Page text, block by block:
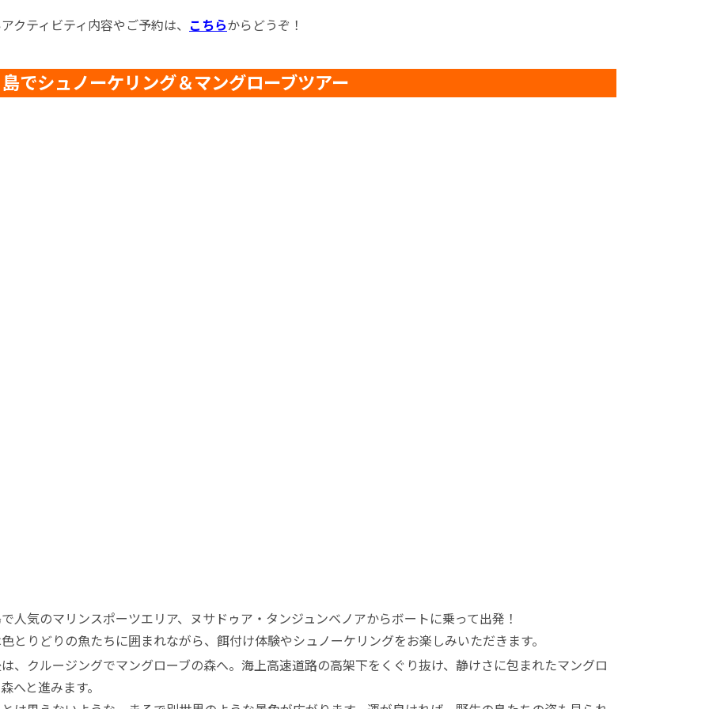
クティビティ内容やご予約は、 こちらからどうぞ！
でシュノーケリング＆マングローブツアー
人気のマリンスポーツエリア、ヌサドゥア・タンジュンベノアからボートに乗って出発！
とりどりの魚たちに囲まれながら、餌付け体験やシュノーケリングをお楽しみいただきます。
、クルージングでマングローブの森へ。海上高速道路の高架下をくぐり抜け、静けさに包まれたマングロ
へと進みます。